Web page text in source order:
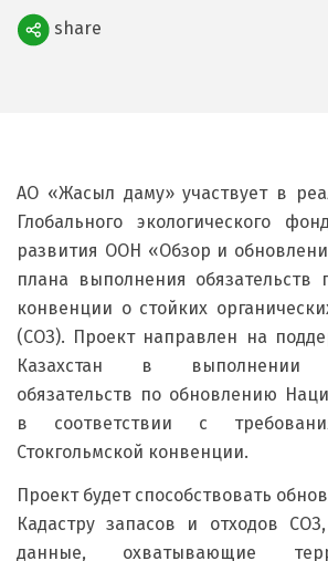
Поделиться
share
АО «Жасыл даму» участвует в
Глобального экологического
развития ООН «Обзор и
плана выполнения обязательств
конвенции о стойких
(СОЗ). Проект направлен на
Казахстан в выполнении
обязательств по обновлению
в соответствии с
Стокгольмской конвенции.
Проект будет способствовать
Кадастру запасов и отходов
данные, охватывающие